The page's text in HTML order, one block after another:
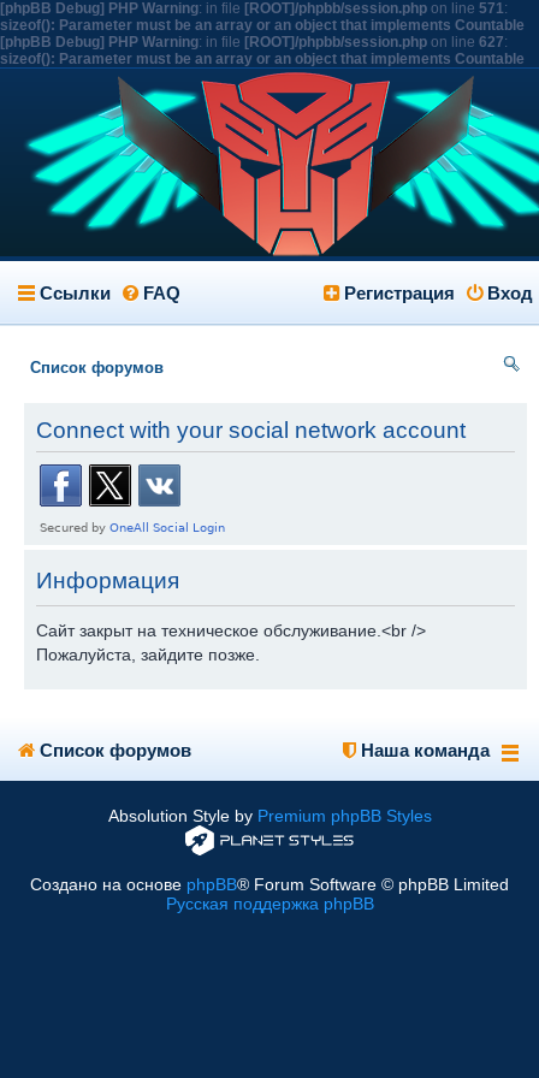
[phpBB Debug] PHP Warning: in file [ROOT]/phpbb/session.php on line 571:
sizeof(): Parameter must be an array or an object that implements Countable
[phpBB Debug] PHP Warning: in file [ROOT]/phpbb/session.php on line 627:
sizeof(): Parameter must be an array or an object that implements Countable
Ссылки FAQ Вход
Регистрация
Список форумов
Connect with your social network account
Информация
Сайт закрыт на техническое обслуживание.<br />
Пожалуйста, зайдите позже.
Список форумов Наша команда
Absolution Style by Premium phpBB Styles
Создано на основе phpBB® Forum Software © phpBB Limited
Русская поддержка phpBB